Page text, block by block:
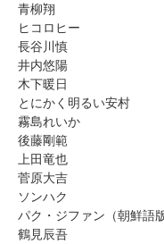
青柳翔
ヒコロヒー
長谷川慎
井内悠陽
木下暖日
とにかく明るい安村
霧島れいか
後藤剛範
上田竜也
菅原大吉
ソンハク
パク・ジファン（朝鮮語版
鶴見辰吾